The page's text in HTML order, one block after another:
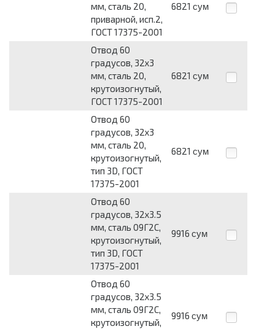
мм, сталь 20,
приварной, исп.2,
ГОСТ 17375-2001
6821 сум
Отвод 60
градусов, 32x3
мм, сталь 20,
крутоизогнутый,
ГОСТ 17375-2001
6821 сум
Отвод 60
градусов, 32x3
мм, сталь 20,
крутоизогнутый,
тип 3D, ГОСТ
17375-2001
6821 сум
Отвод 60
градусов, 32x3.5
мм, сталь 09Г2С,
крутоизогнутый,
тип 3D, ГОСТ
17375-2001
9916 сум
Отвод 60
градусов, 32x3.5
мм, сталь 09Г2С,
крутоизогнутый,
9916 сум